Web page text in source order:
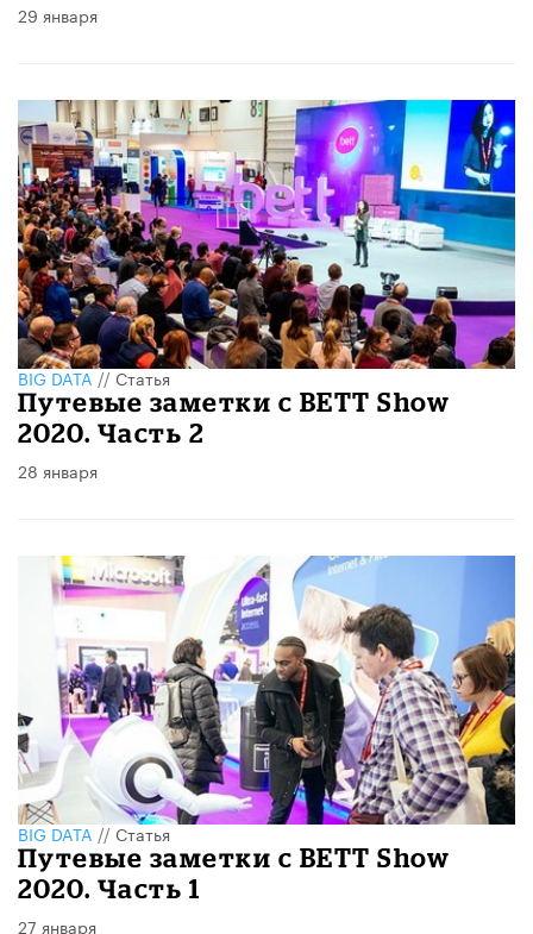
29 января
BIG DATA//Статья
Путевые заметки с BETT Show
2020. Часть 2
28 января
BIG DATA//Статья
Путевые заметки с BETT Show
2020. Часть 1
27 января